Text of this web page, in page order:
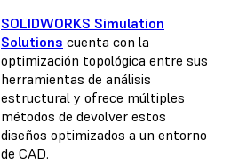
SOLIDWORKS Simulation
Solutions cuenta con la
optimización topológica entre sus
herramientas de análisis
estructural y ofrece múltiples
métodos de devolver estos
diseños optimizados a un entorno
de CAD.